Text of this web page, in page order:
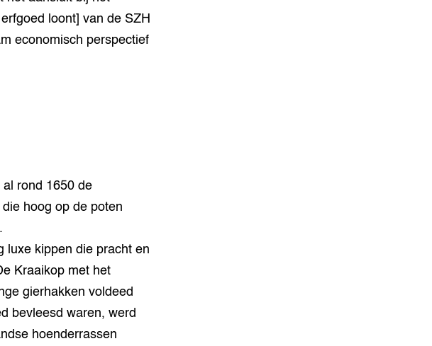
loont] van de SZH
economisch perspectief
al rond 1650 de
hoog op de poten
luxe kippen die pracht en
Kraaikop met het
gierhakken voldeed
bevleesd waren, werd
hoenderrassen